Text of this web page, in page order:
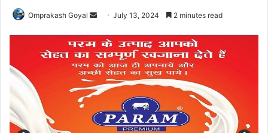
Omprakash Goyal
Send
email
July 13, 2024 2 minutes read